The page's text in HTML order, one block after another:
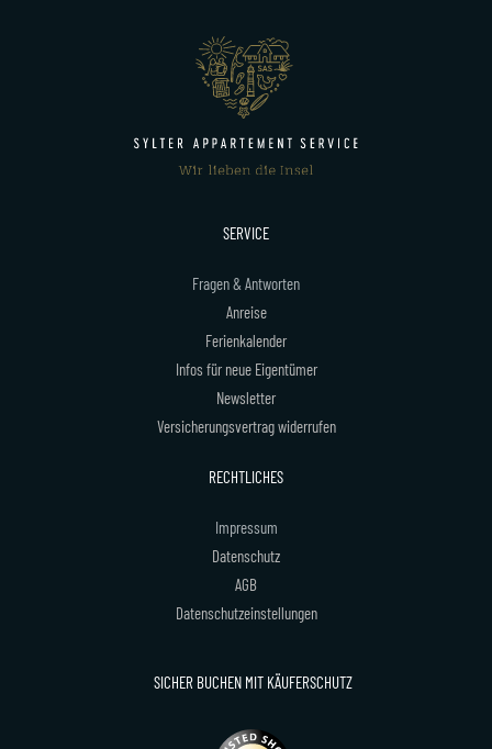
SERVICE
Fragen & Antworten
Anreise
Ferienkalender
Infos für neue Eigentümer
Newsletter
Versicherungsvertrag widerrufen
RECHTLICHES
Impressum
Datenschutz
AGB
Datenschutzeinstellungen
SICHER BUCHEN MIT KÄUFERSCHUTZ